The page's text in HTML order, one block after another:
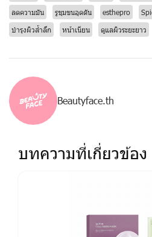
ลดความมัน
รูขุมขนอุดตัน esthepro
บำรุงผิวล้ำลึก
หน้าเนียน ดูแลผิวระยะยาว
Beautyface.th
บทความที่เกี่ยวข้อง